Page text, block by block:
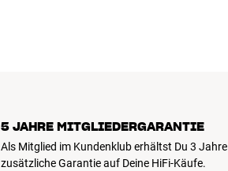
5 JAHRE MITGLIEDERGARANTIE
Als Mitglied im Kundenklub erhältst Du 3 Jahre
zusätzliche Garantie auf Deine HiFi-Käufe.